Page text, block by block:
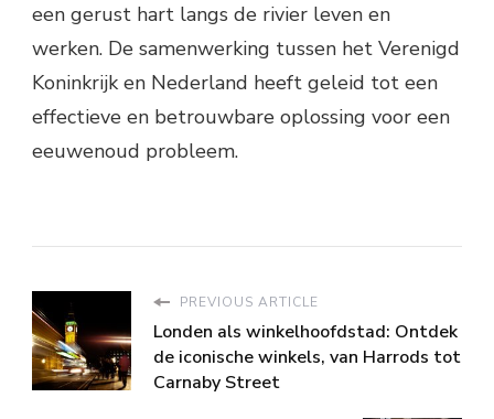
een gerust hart langs de rivier leven en
werken. De samenwerking tussen het Verenigd
Koninkrijk en Nederland heeft geleid tot een
effectieve en betrouwbare oplossing voor een
eeuwenoud probleem.
PREVIOUS ARTICLE
Londen als winkelhoofdstad: Ontdek
de iconische winkels, van Harrods tot
Carnaby Street